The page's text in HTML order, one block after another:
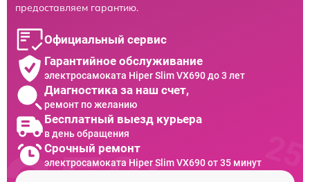
предоставляем гарантию.
Официальный сервис
Гарантийное обслуживание
электросамоката Hiper Slim VX690 до 3 лет
Диагностика за наш счет,
ремонт по желанию
Бесплатный выезд курьера
в день обращения
Срочный ремонт
электросамоката Hiper Slim VX690 от 35 минут